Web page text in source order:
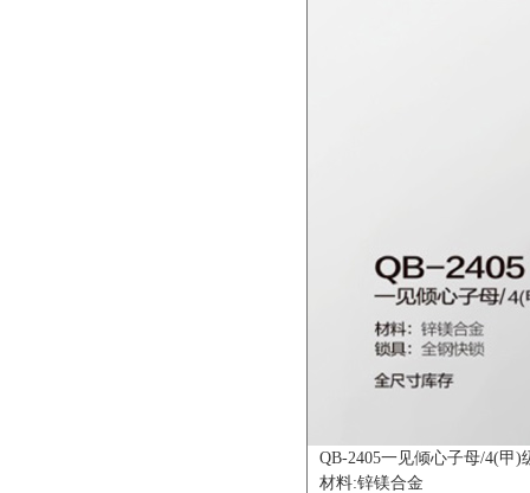
QB-2405一见倾心子母/4(甲)
材料:锌镁合金